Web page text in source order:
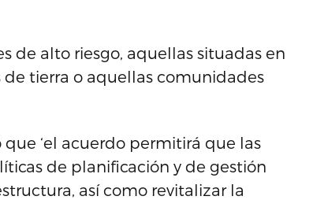
de alto riesgo, aquellas situadas en
tierra o aquellas comunidades
que ‘el acuerdo permitirá que las
de planificación y de gestión
así como revitalizar la